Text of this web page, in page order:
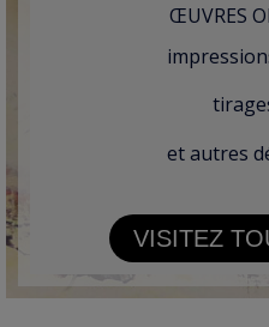
ŒUVRES
et autres
VISITEZ